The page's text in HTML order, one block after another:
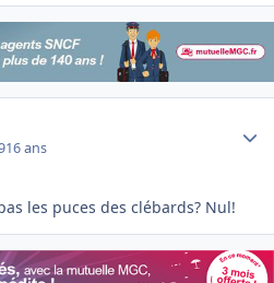
16 ans
les puces des clébards? Nul!